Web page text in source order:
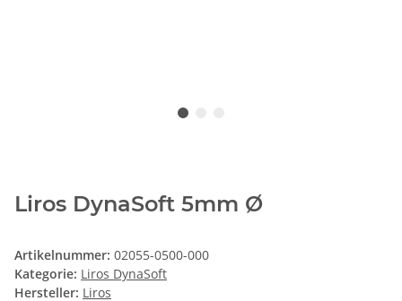
Liros DynaSoft 5mm Ø
Artikelnummer: 02055-0500-000
Kategorie: Liros DynaSoft
Hersteller: Liros